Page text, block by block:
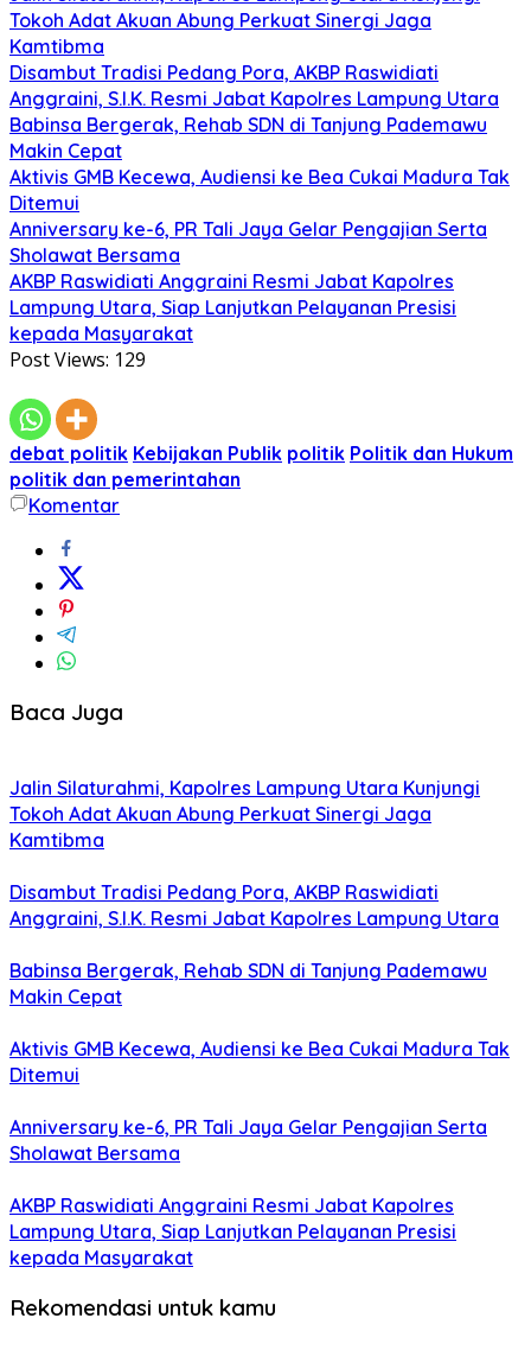
Tokoh Adat Akuan Abung Perkuat Sinergi Jaga
Kamtibma
Disambut Tradisi Pedang Pora, AKBP Raswidiati
Anggraini, S.I.K. Resmi Jabat Kapolres Lampung Utara
Babinsa Bergerak, Rehab SDN di Tanjung Pademawu
Makin Cepat
Aktivis GMB Kecewa, Audiensi ke Bea Cukai Madura Tak
Ditemui
Anniversary ke-6, PR Tali Jaya Gelar Pengajian Serta
Sholawat Bersama
AKBP Raswidiati Anggraini Resmi Jabat Kapolres
Lampung Utara, Siap Lanjutkan Pelayanan Presisi
kepada Masyarakat
Post Views: 129
debat politik Kebijakan Publik politik Politik dan Hukum
politik dan pemerintahan
Komentar
Baca Juga
Jalin Silaturahmi, Kapolres Lampung Utara Kunjungi
Tokoh Adat Akuan Abung Perkuat Sinergi Jaga
Kamtibma
Disambut Tradisi Pedang Pora, AKBP Raswidiati
Anggraini, S.I.K. Resmi Jabat Kapolres Lampung Utara
Babinsa Bergerak, Rehab SDN di Tanjung Pademawu
Makin Cepat
Aktivis GMB Kecewa, Audiensi ke Bea Cukai Madura Tak
Ditemui
Anniversary ke-6, PR Tali Jaya Gelar Pengajian Serta
Sholawat Bersama
AKBP Raswidiati Anggraini Resmi Jabat Kapolres
Lampung Utara, Siap Lanjutkan Pelayanan Presisi
kepada Masyarakat
Rekomendasi untuk kamu